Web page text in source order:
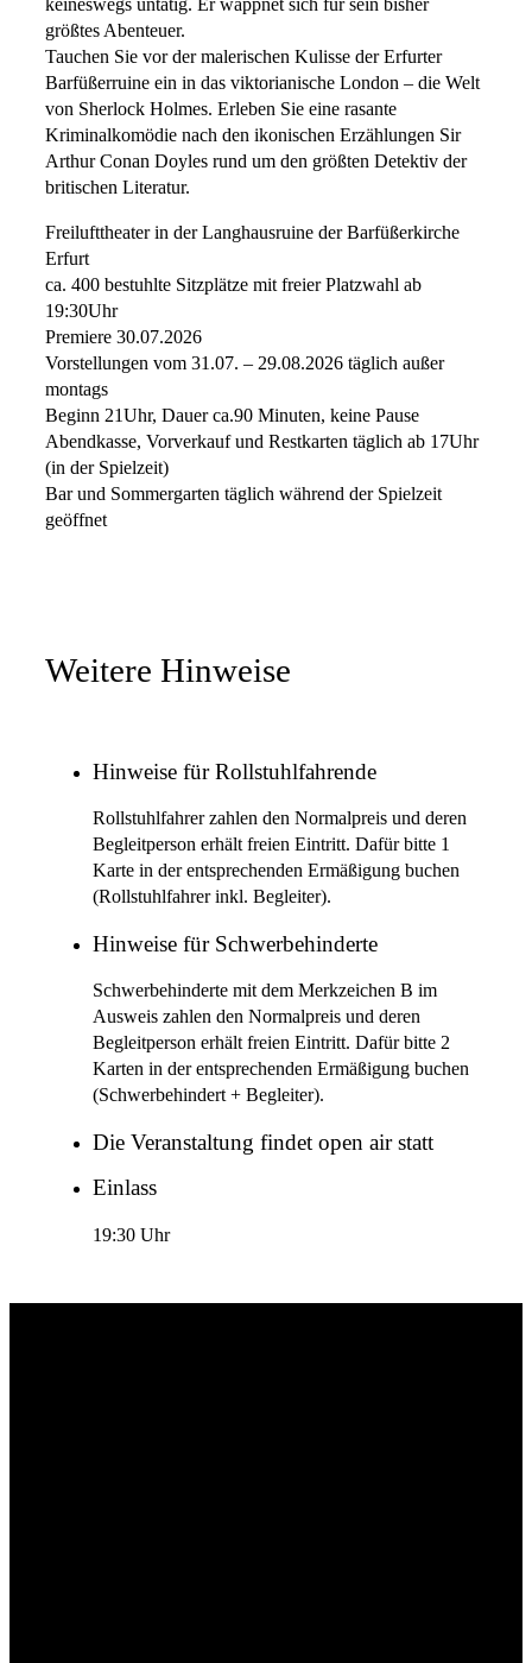
keineswegs untätig. Er wappnet sich für sein bisher
größtes Abenteuer.
Tauchen Sie vor der malerischen Kulisse der Erfurter
Barfüßerruine ein in das viktorianische London – die Welt
von Sherlock Holmes. Erleben Sie eine rasante
Kriminalkomödie nach den ikonischen Erzählungen Sir
Arthur Conan Doyles rund um den größten Detektiv der
britischen Literatur.
Freilufttheater in der Langhausruine der Barfüßerkirche
Erfurt
ca. 400 bestuhlte Sitzplätze mit freier Platzwahl ab
19:30Uhr
Premiere 30.07.2026
Vorstellungen vom 31.07. – 29.08.2026 täglich außer
montags
Beginn 21Uhr, Dauer ca.90 Minuten, keine Pause
Abendkasse, Vorverkauf und Restkarten täglich ab 17Uhr
(in der Spielzeit)
Bar und Sommergarten täglich während der Spielzeit
geöffnet
Weitere Hinweise
Hinweise für Rollstuhlfahrende
Rollstuhlfahrer zahlen den Normalpreis und deren
Begleitperson erhält freien Eintritt. Dafür bitte 1
Karte in der entsprechenden Ermäßigung buchen
(Rollstuhlfahrer inkl. Begleiter).
Hinweise für Schwerbehinderte
Schwerbehinderte mit dem Merkzeichen B im
Ausweis zahlen den Normalpreis und deren
Begleitperson erhält freien Eintritt. Dafür bitte 2
Karten in der entsprechenden Ermäßigung buchen
(Schwerbehindert + Begleiter).
Die Veranstaltung findet open air statt
Einlass
19:30 Uhr